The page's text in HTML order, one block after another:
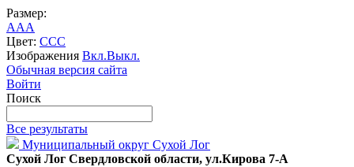
Размер:
AAA
Цвет: CCC
Изображения Вкл.Выкл.
Обычная версия сайта
Войти
Поиск
Все результаты
Муниципальный округ Сухой Лог
Сухой Лог Свердловской области, ул.Кирова 7-А